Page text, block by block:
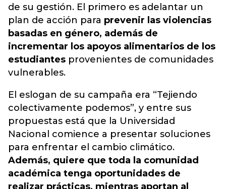
de su gestión. El primero es adelantar un
plan de acción para prevenir las violencias
basadas en género, además de
incrementar los apoyos alimentarios de los
estudiantes provenientes de comunidades
vulnerables.
El eslogan de su campaña era “Tejiendo
colectivamente podemos”, y entre sus
propuestas está que la Universidad
Nacional comience a presentar soluciones
para enfrentar el cambio climático.
Además, quiere que toda la comunidad
académica tenga oportunidades de
realizar prácticas, mientras aportan al